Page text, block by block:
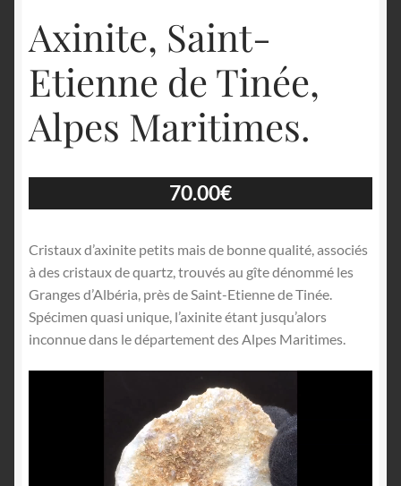
Axinite, Saint-
Etienne de Tinée,
Alpes Maritimes.
70.00€
Cristaux d’axinite petits mais de bonne qualité, associés
à des cristaux de quartz, trouvés au gîte dénommé les
Granges d’Albéria, près de Saint-Etienne de Tinée.
Spécimen quasi unique, l’axinite étant jusqu’alors
inconnue dans le département des Alpes Maritimes.